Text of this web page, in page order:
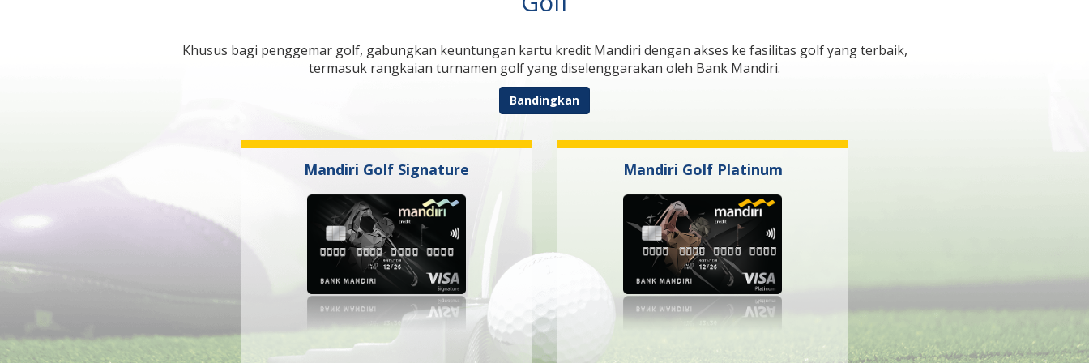
Khusus bagi penggemar golf, gabungkan keuntungan kartu kredit Mandiri dengan akses ke fasilitas golf yang terbaik,
termasuk rangkaian turnamen golf yang diselenggarakan oleh Bank Mandiri.
Bandingkan
Mandiri Golf Signature Mandiri Golf Platinum